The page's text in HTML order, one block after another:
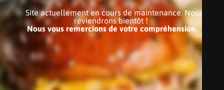
Site actuellement en cours de maintenance. Nous
reviendrons bientôt !
Nous vous remercions de votre compréhension.